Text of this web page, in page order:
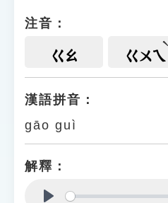
遊戲專區
貓頭鷹博士
注音：
ㄍㄠ ㄍㄨㄟ
漢語拼音：
gāo guì
解釋：